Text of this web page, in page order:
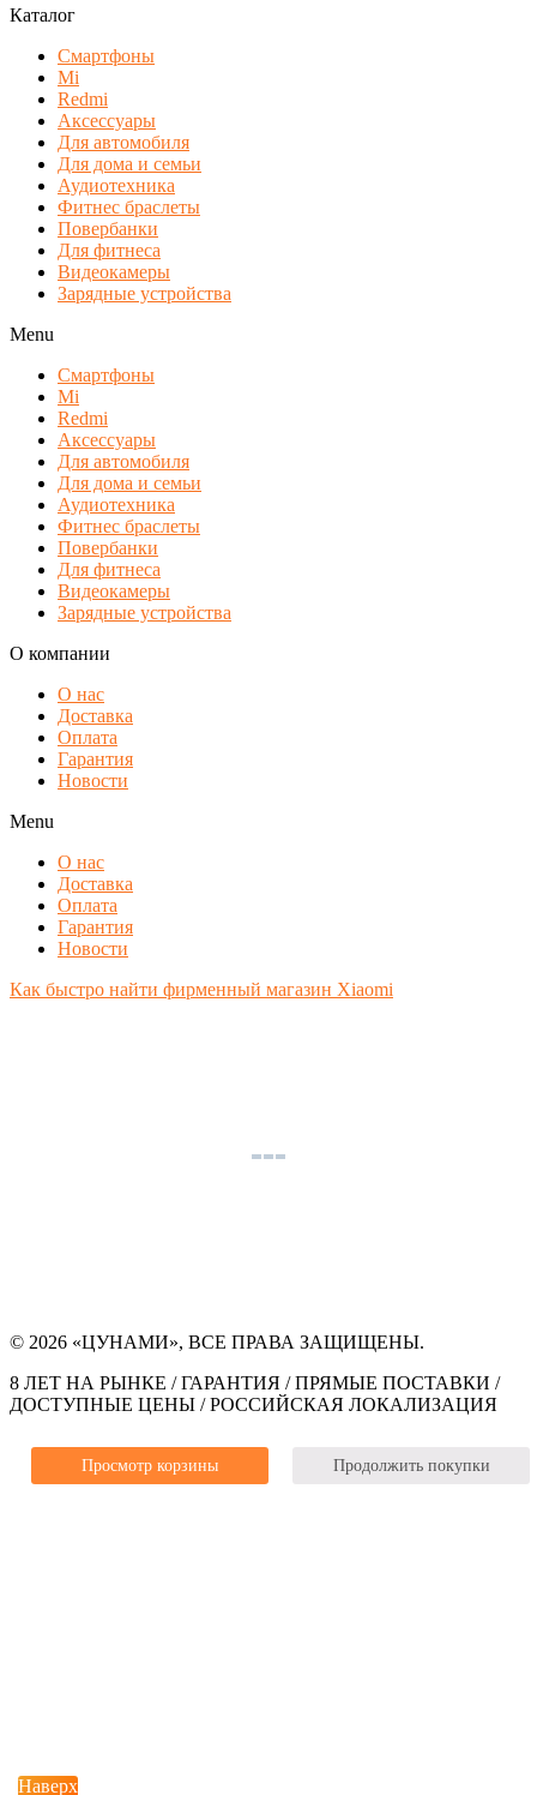
Каталог
Смартфоны
Mi
Redmi
Аксессуары
Для автомобиля
Для дома и семьи
Аудиотехника
Фитнес браслеты
Повербанки
Для фитнеса
Видеокамеры
Зарядные устройства
Menu
Смартфоны
Mi
Redmi
Аксессуары
Для автомобиля
Для дома и семьи
Аудиотехника
Фитнес браслеты
Повербанки
Для фитнеса
Видеокамеры
Зарядные устройства
О компании
О нас
Доставка
Оплата
Гарантия
Новости
Menu
О нас
Доставка
Оплата
Гарантия
Новости
Как быстро найти фирменный магазин Xiaomi
© 2026 «ЦУНАМИ», ВСЕ ПРАВА ЗАЩИЩЕНЫ.
8 ЛЕТ НА РЫНКЕ / ГАРАНТИЯ / ПРЯМЫЕ ПОСТАВКИ /
ДОСТУПНЫЕ ЦЕНЫ / РОССИЙСКАЯ ЛОКАЛИЗАЦИЯ
Просмотр корзины Продолжить покупки
Наверх